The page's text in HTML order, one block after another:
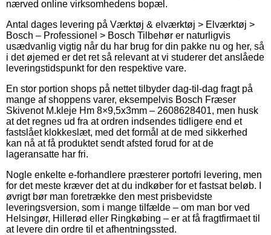
nærved online virksomhedens bopæl.
Antal dages levering på Værktøj & elværktøj > Elværktøj >
Bosch – Professionel > Bosch Tilbehør er naturligvis
usædvanlig vigtig når du har brug for din pakke nu og her, så
i det øjemed er det ret så relevant at vi studerer det anslåede
leveringstidspunkt for den respektive vare.
En stor portion shops på nettet tilbyder dag-til-dag fragt på
mange af shoppens varer, eksempelvis Bosch Fræser
Skivenot M.kleje Hm 8×9,5x3mm – 2608628401, men husk
at det regnes ud fra at ordren indsendes tidligere end et
fastslået klokkeslæt, med det formål at de med sikkerhed
kan nå at få produktet sendt afsted forud for at de
lageransatte har fri.
Nogle enkelte e-forhandlere præsterer portofri levering, men
for det meste kræver det at du indkøber for et fastsat beløb. I
øvrigt bør man foretrække den mest prisbevidste
leveringsversion, som i mange tilfælde – om man bor ved
Helsingør, Hillerød eller Ringkøbing – er at få fragtfirmaet til
at levere din ordre til et afhentningssted.